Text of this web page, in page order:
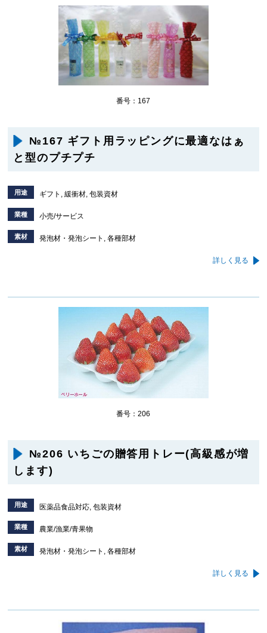
番号：167
№167 ギフト用ラッピングに最適なはぁ
と型のプチプチ
用途 ギフト, 緩衝材, 包装資材
業種 小売/サービス
素材 発泡材・発泡シート, 各種部材
詳しく見る
番号：206
№206 いちごの贈答用トレー(高級感が増
します)
用途 医薬品食品対応, 包装資材
業種 農業/漁業/青果物
素材 発泡材・発泡シート, 各種部材
詳しく見る